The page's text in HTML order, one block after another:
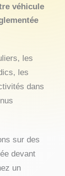
véhicule
les
les
dans
sur des
devant
un